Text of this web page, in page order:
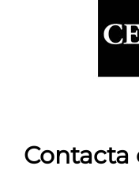
Contacta